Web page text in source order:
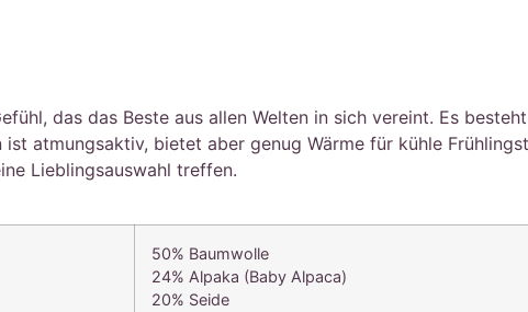
das das Beste aus allen Welten in sich vereint. Es
ist atmungsaktiv, bietet aber genug Wärme für kühle
Lieblingsauswahl treffen.
50% Baumwolle
24% Alpaka (Baby Alpaca)
20% Seide